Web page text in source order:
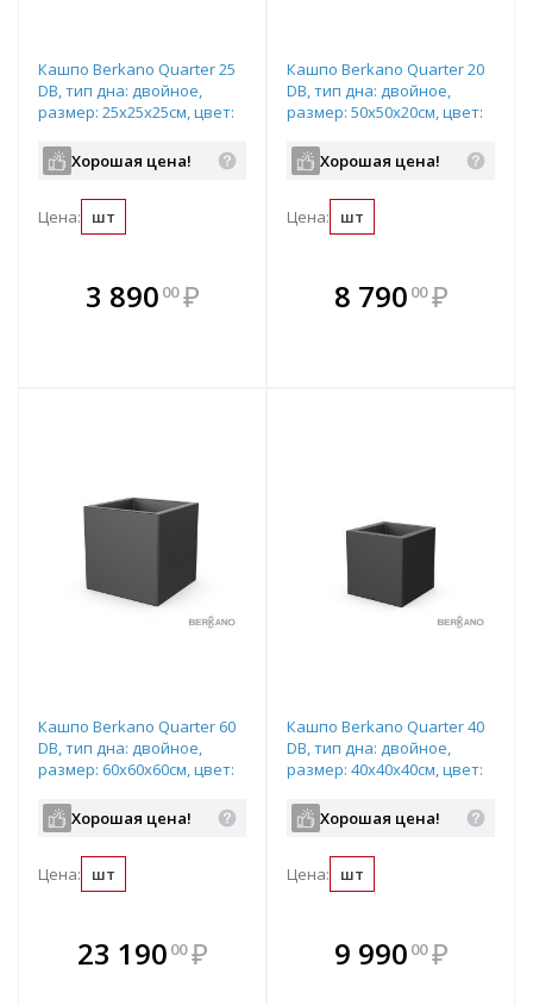
Кашпо Berkano Quarter 25
DB, тип дна: двойное,
размер: 25x25x25см, цвет:
Хорошая цена!
Цена: шт
3 890 00 ₽
В комплекте
всегда выгоднее!
Кашпо Berkano Quarter 20
DB, тип дна: двойное,
размер: 50x50x20см, цвет:
Хорошая цена!
Цена: шт
В комплекте
всегда выгоднее!
8 790 00 ₽
Кашпо Berkano Quarter 60
DB, тип дна: двойное,
размер: 60x60x60см, цвет:
Хорошая цена!
Цена: шт
23 190 00 ₽
В комплекте
всегда выгоднее!
Кашпо Berkano Quarter 40
DB, тип дна: двойное,
размер: 40x40x40см, цвет:
Хорошая цена!
Цена: шт
В комплекте
всегда выгоднее!
9 990 00 ₽